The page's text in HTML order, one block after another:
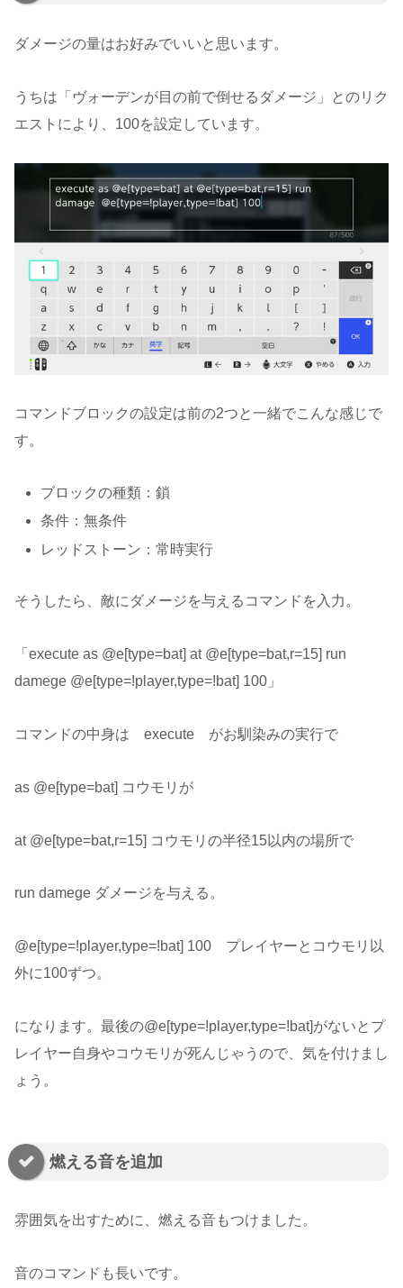
ダメージの量はお好みでいいと思います。
うちは「ヴォーデンが目の前で倒せるダメージ」とのリク
エストにより、100を設定しています。
コマンドブロックの設定は前の2つと一緒でこんな感じで
す。
ブロックの種類：鎖
条件：無条件
レッドストーン：常時実行
そうしたら、敵にダメージを与えるコマンドを入力。
「execute as @e[type=bat] at @e[type=bat,r=15] run
damege @e[type=!player,type=!bat] 100」
コマンドの中身は execute がお馴染みの実行で
as @e[type=bat] コウモリが
at @e[type=bat,r=15] コウモリの半径15以内の場所で
run damege ダメージを与える。
@e[type=!player,type=!bat] 100 プレイヤーとコウモリ以
外に100ずつ。
になります。最後の@e[type=!player,type=!bat]がないとプ
レイヤー自身やコウモリが死んじゃうので、気を付けまし
ょう。
燃える音を追加
雰囲気を出すために、燃える音もつけました。
音のコマンドも長いです。